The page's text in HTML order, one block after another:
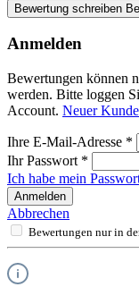
Bewertung schreiben
Anmelden
Bewertungen können
werden. Bitte loggen
Account. Neuer
Ihre E-Mail-Adresse *
Ihr Passwort *
Ich habe mein
Anmelden
Abbrechen
Bewertungen nur in